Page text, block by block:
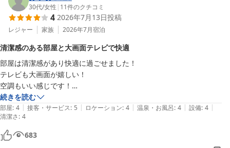
す。
朝食に関しましてもお褒めのお言葉大変光栄でございます。
お客様に1日の元気をチャージしていただけるようスタッフ一同心
になります。
お客様に気持ち良くご滞在いただき、元気にご出発していただける
よう、サービスの向上に努めてまいります。
この度はお忙しい中ご投稿頂きまして誠にありがとうございまし
た。
またのご利用をスタッフ一同、心よりお待ちしております。
横浜マンダリンホテル
フロント
30代/女性 | 11件のクチコミ
4 2026年7月13日投稿
レジャー 家族 2026年7月宿泊
清潔感のある部屋と大画面テレビで快適
部屋は清潔感があり快適に過ごせました！
テレビも大画面が嬉しい！
空調もいい感じです！
アメニティは自分で取る制度なので
それも嬉しかったです！
続きを読む
部屋: 4 | 接客・サービス: 5 | ロケーション: 4 | 温泉・お風呂: 4 | 設備: 4 |
清潔さ: 4
683